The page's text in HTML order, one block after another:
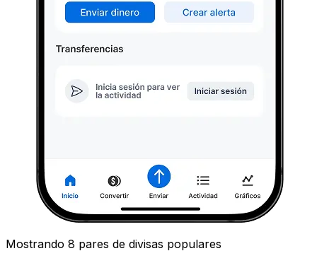
Mostrando 8 pares de divisas populares